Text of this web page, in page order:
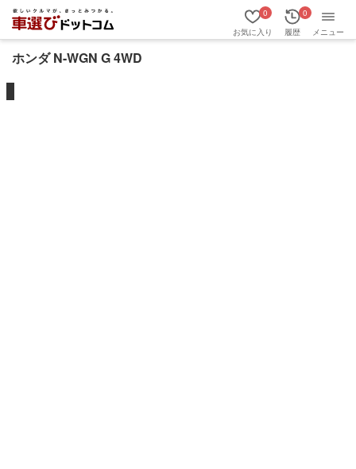
お気に入り
0
履歴
0
メニュー
ホンダ N-WGN G 4WD